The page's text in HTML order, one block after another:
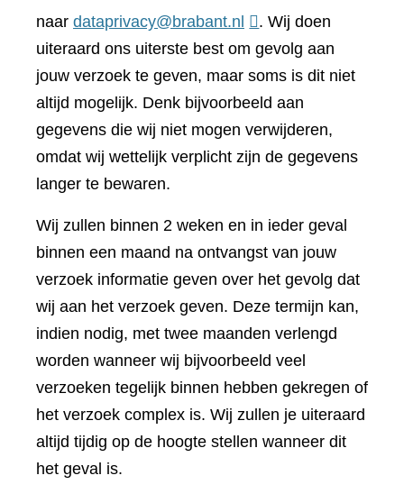
naar dataprivacy@brabant.nl
. Wij doen
uiteraard ons uiterste best om gevolg aan
jouw verzoek te geven, maar soms is dit niet
altijd mogelijk. Denk bijvoorbeeld aan
gegevens die wij niet mogen verwijderen,
omdat wij wettelijk verplicht zijn de gegevens
langer te bewaren.
Wij zullen binnen 2 weken en in ieder geval
binnen een maand na ontvangst van jouw
verzoek informatie geven over het gevolg dat
wij aan het verzoek geven. Deze termijn kan,
indien nodig, met twee maanden verlengd
worden wanneer wij bijvoorbeeld veel
verzoeken tegelijk binnen hebben gekregen of
het verzoek complex is. Wij zullen je uiteraard
altijd tijdig op de hoogte stellen wanneer dit
het geval is.